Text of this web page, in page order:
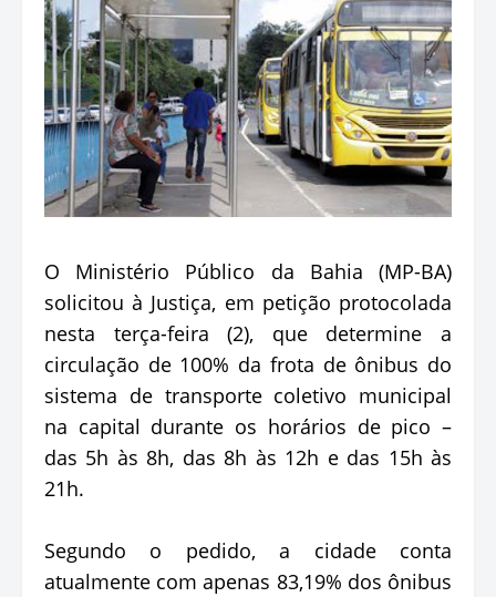
O Ministério Público da Bahia (MP-BA)
solicitou à Justiça, em petição protocolada
nesta terça-feira (2), que determine a
circulação de 100% da frota de ônibus do
sistema de transporte coletivo municipal
na capital durante os horários de pico –
das 5h às 8h, das 8h às 12h e das 15h às
21h.
Segundo o pedido, a cidade conta
atualmente com apenas 83,19% dos ônibus